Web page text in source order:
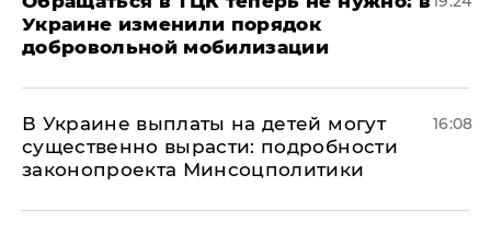
Украине изменили порядок
добровольной мобилизации
В Украине выплаты на детей могут
существенно вырасти: подробности
законопроекта Минсоцполитики
16:08